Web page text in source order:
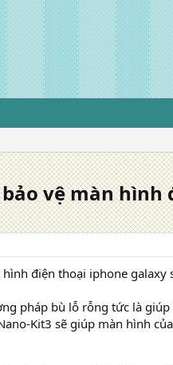
vệ màn hình
điện thoại iphone
pháp bù lỗ rỗng tức là
Kit3 sẽ giúp màn hình